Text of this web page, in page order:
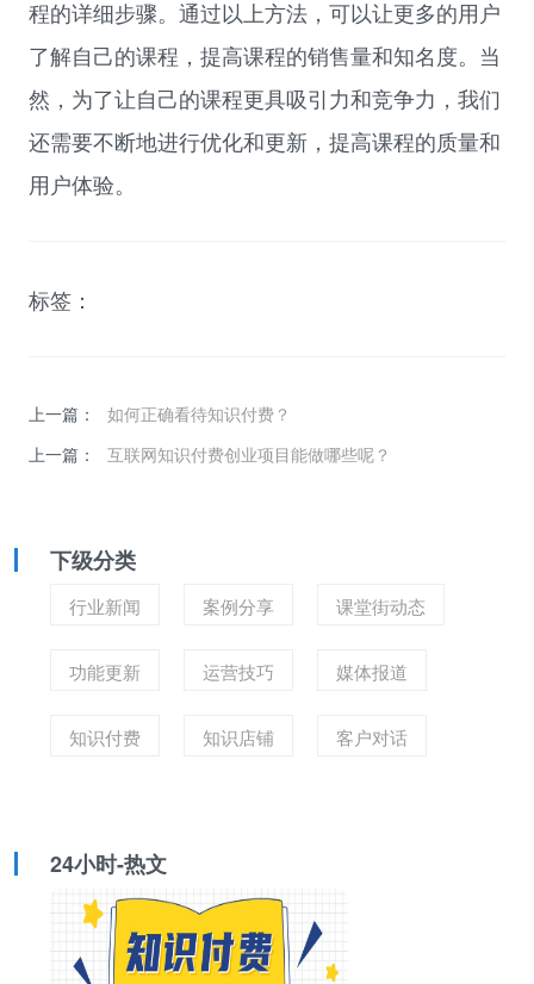
程的详细步骤。通过以上方法，可以让更多的用户
了解自己的课程，提高课程的销售量和知名度。当
然，为了让自己的课程更具吸引力和竞争力，我们
还需要不断地进行优化和更新，提高课程的质量和
用户体验。
标签：
上一篇：
如何正确看待知识付费？
上一篇：
互联网知识付费创业项目能做哪些呢？
下级分类
行业新闻 案例分享 课堂街动态
功能更新 运营技巧 媒体报道
知识付费 知识店铺 客户对话
24小时-热文